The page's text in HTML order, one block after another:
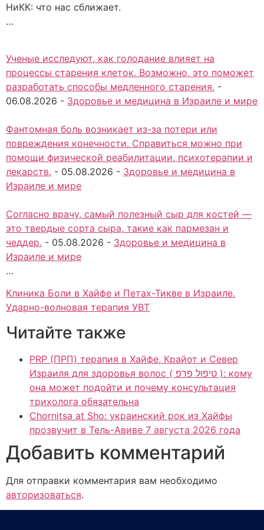
НиКК: что нас сближает.
…
Ученые исследуют, как голодание влияет на
процессы старения клеток. Возможно, это поможет
разработать способы медленного старения. -
06.08.2026 - Здоровье и медицина в Израиле и мире
Фантомная боль возникает из-за потери или
повреждения конечности. Справиться можно при
помощи физической реабилитации, психотерапии и
лекарств. - 05.08.2026 - Здоровье и медицина в
Израиле и мире
Согласно врачу, самый полезный сыр для костей —
это твердые сорта сыра, такие как пармезан и
чеддер. - 05.08.2026 - Здоровье и медицина в
Израиле и мире
…
Клиника Боли в Хайфе и Петах-Тикве в Израиле.
Ударно-волновая терапия УВТ
Читайте также
PRP (ПРП) терапия в Хайфе, Крайот и Север
Израиля для здоровья волос ( טיפול פרפ ): кому
она может подойти и почему консультация
трихолога обязательна
Chornitsa at Sho: украинский рок из Хайфы
прозвучит в Тель-Авиве 7 августа 2026 года
Добавить комментарий
Для отправки комментария вам необходимо
авторизоваться.